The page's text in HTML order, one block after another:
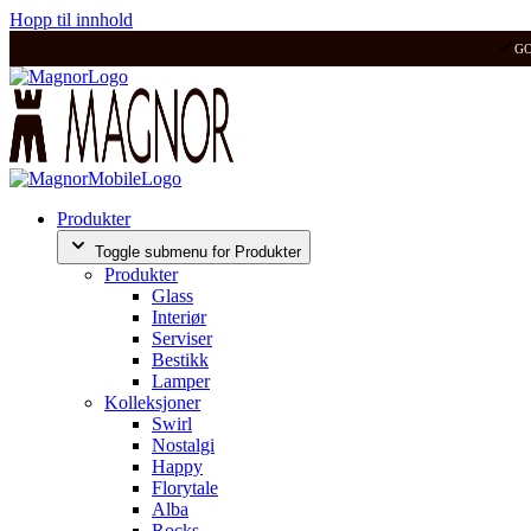
Hopp til innhold
Produkter
Toggle submenu for Produkter
Produkter
Glass
Interiør
Serviser
Bestikk
Lamper
Kolleksjoner
Swirl
Nostalgi
Happy
Florytale
Alba